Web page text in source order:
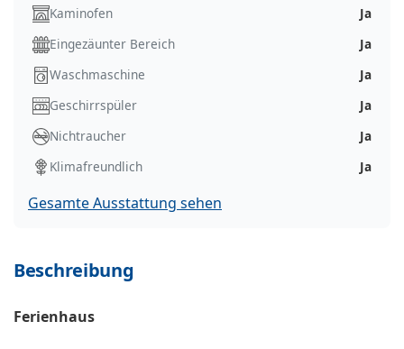
Kaminofen
Ja
Eingezäunter Bereich
Ja
Waschmaschine
Ja
Geschirrspüler
Ja
Nichtraucher
Ja
Klimafreundlich
Ja
Gesamte Ausstattung sehen
Beschreibung
Ferienhaus